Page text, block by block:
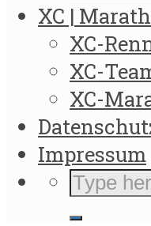
XC |
XC-
XC-
XC-
Impressum